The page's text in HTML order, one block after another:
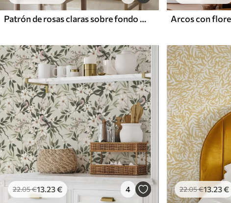
Patrón de rosas claras sobre fondo beige
22.05€13.23€ 4 22.05€13.23€